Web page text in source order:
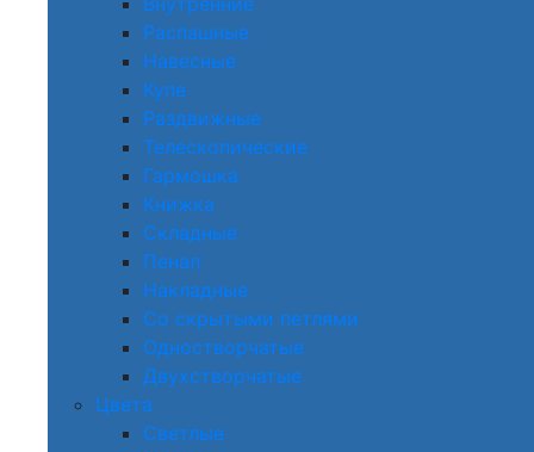
Распашные
Навесные
Купе
Раздвижные
Телескопические
Гармошка
Книжка
Складные
Пенал
Накладные
Со скрытыми петлями
Одностворчатые
Двухстворчатые
Цвета
Светлые